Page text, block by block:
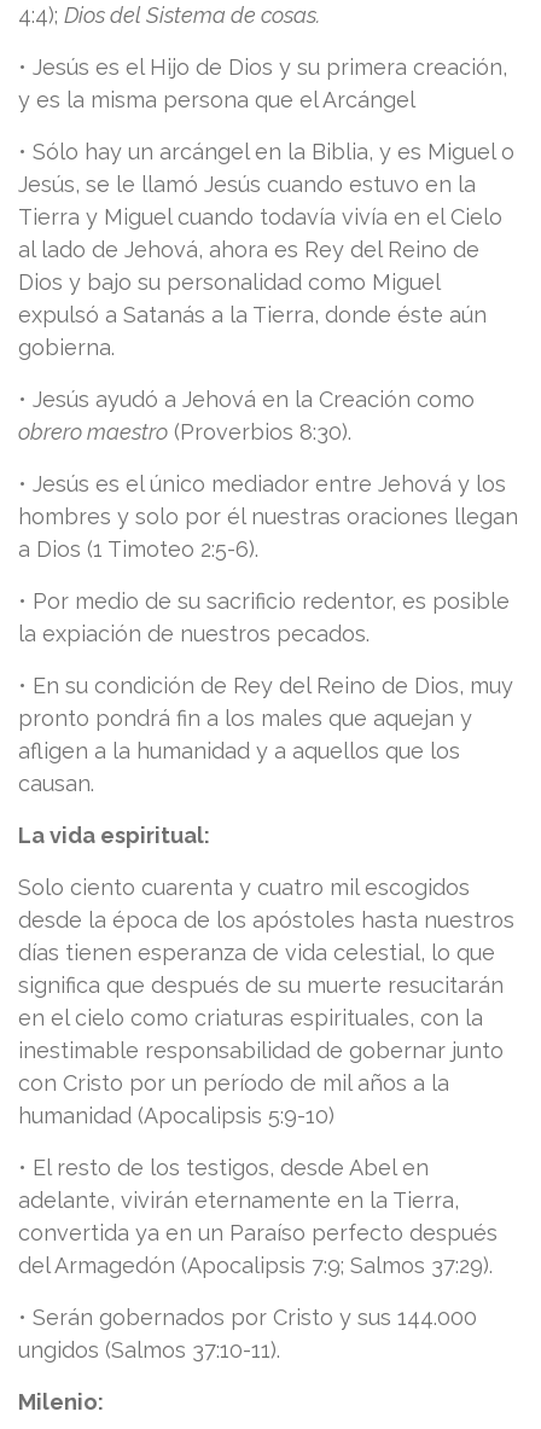
4:4); Dios del Sistema de cosas.
• Jesús es el Hijo de Dios y su primera creación,
y es la misma persona que el Arcángel
• Sólo hay un arcángel en la Biblia, y es Miguel o
Jesús, se le llamó Jesús cuando estuvo en la
Tierra y Miguel cuando todavía vivía en el Cielo
al lado de Jehová, ahora es Rey del Reino de
Dios y bajo su personalidad como Miguel
expulsó a Satanás a la Tierra, donde éste aún
gobierna.
• Jesús ayudó a Jehová en la Creación como
obrero maestro (Proverbios 8:30).
• Jesús es el único mediador entre Jehová y los
hombres y solo por él nuestras oraciones llegan
a Dios (1 Timoteo 2:5-6).
• Por medio de su sacrificio redentor, es posible
la expiación de nuestros pecados.
• En su condición de Rey del Reino de Dios, muy
pronto pondrá fin a los males que aquejan y
afligen a la humanidad y a aquellos que los
causan.
La vida espiritual:
Solo ciento cuarenta y cuatro mil escogidos
desde la época de los apóstoles hasta nuestros
días tienen esperanza de vida celestial, lo que
significa que después de su muerte resucitarán
en el cielo como criaturas espirituales, con la
inestimable responsabilidad de gobernar junto
con Cristo por un período de mil años a la
humanidad (Apocalipsis 5:9-10)
• El resto de los testigos, desde Abel en
adelante, vivirán eternamente en la Tierra,
convertida ya en un Paraíso perfecto después
del Armagedón (Apocalipsis 7:9; Salmos 37:29).
• Serán gobernados por Cristo y sus 144.000
ungidos (Salmos 37:10-11).
Milenio: